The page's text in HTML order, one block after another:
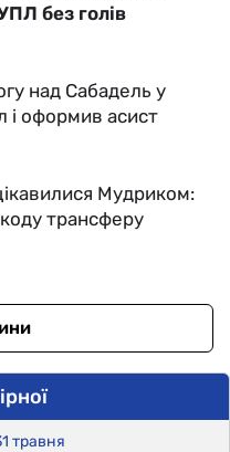
без голів
над Сабадель у
і оформив асист
Мудриком:
трансферу
травня